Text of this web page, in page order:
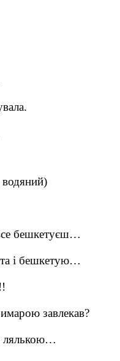
бешкетуєш…
і бешкетую…
завлекав?
лялькою…